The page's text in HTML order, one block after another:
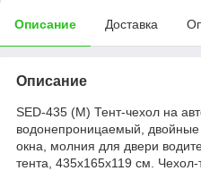
Описание Доставка
Описание
SED-435 (M) Тент-чехол на
водонепроницаемый,
окна, молния для двери
тента, 435х165х119 см.